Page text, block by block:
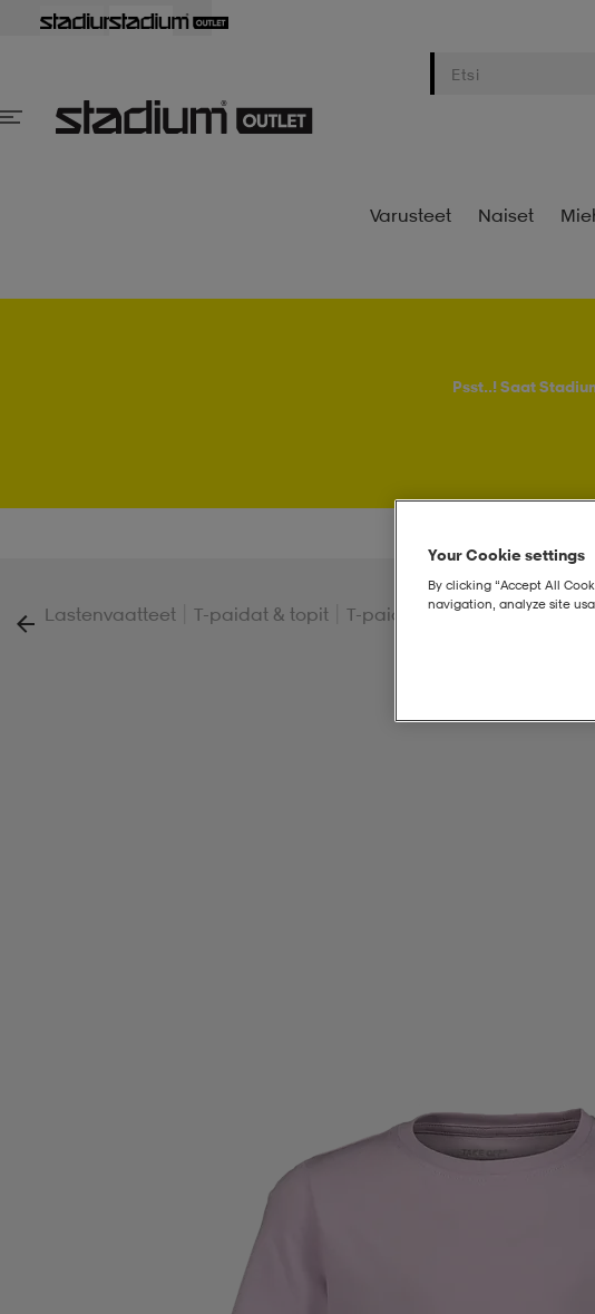
Varusteet Naiset
Psst..! Saat
Lastenvaatteet T-paidat & topit T-paidat | Basic Tee Jr
Your Cookie settings
By clicking “Accept All
navigation, analyze site